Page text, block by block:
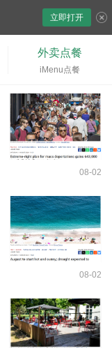
立即打开
外卖点餐
iMenu点餐
08-02
08-02